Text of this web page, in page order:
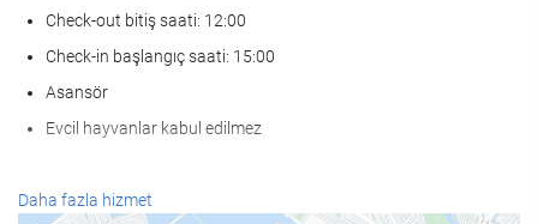
Check-out bitiş saati: 12:00
Check-in başlangıç saati: 15:00
Asansör
Evcil hayvanlar kabul edilmez
KarÅÄ±lama hizmetleri
Daha fazla hizmet